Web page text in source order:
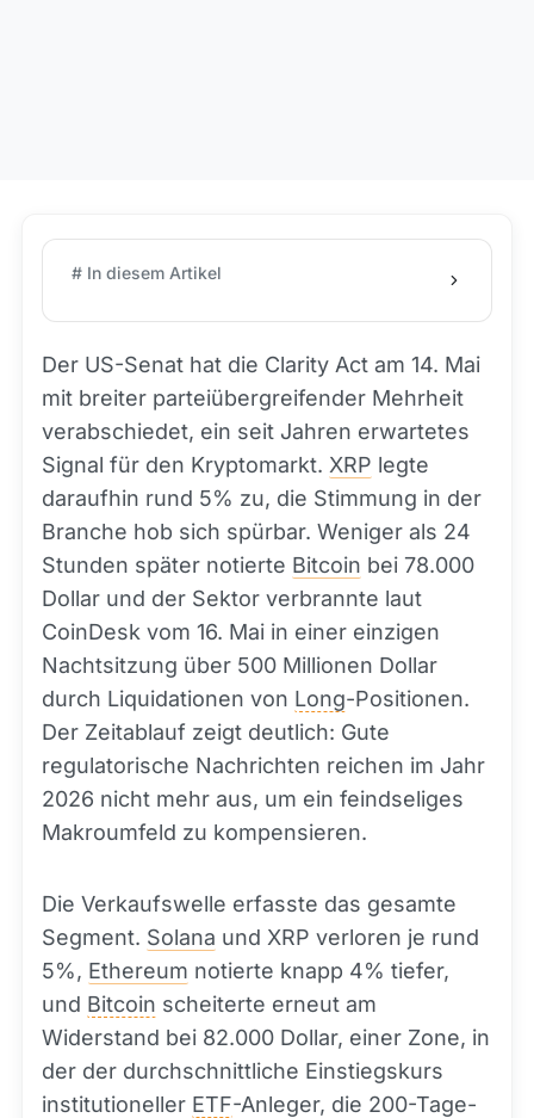
# In diesem Artikel
Der US-Senat hat die Clarity Act am 14. Mai
mit breiter parteiübergreifender Mehrheit
verabschiedet, ein seit Jahren erwartetes
Signal für den Kryptomarkt. XRP legte
daraufhin rund 5% zu, die Stimmung in der
Branche hob sich spürbar. Weniger als 24
Stunden später notierte Bitcoin bei 78.000
Dollar und der Sektor verbrannte laut
CoinDesk vom 16. Mai in einer einzigen
Nachtsitzung über 500 Millionen Dollar
durch Liquidationen von Long-Positionen.
Der Zeitablauf zeigt deutlich: Gute
regulatorische Nachrichten reichen im Jahr
2026 nicht mehr aus, um ein feindseliges
Makroumfeld zu kompensieren.
Die Verkaufswelle erfasste das gesamte
Segment. Solana und XRP verloren je rund
5%, Ethereum notierte knapp 4% tiefer,
und Bitcoin scheiterte erneut am
Widerstand bei 82.000 Dollar, einer Zone, in
der der durchschnittliche Einstiegskurs
institutioneller ETF-Anleger, die 200-Tage-